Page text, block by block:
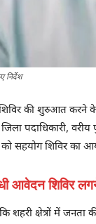
निर्देश
शिविर की शुरुआत
पदाधिकारी, वरीय
सहयोग शिविर का
आवेदन शिविर
शहरी क्षेत्रों में